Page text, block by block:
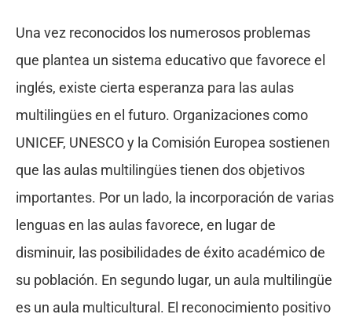
Una vez reconocidos los numerosos problemas
que plantea un sistema educativo que favorece el
inglés, existe cierta esperanza para las aulas
multilingües en el futuro. Organizaciones como
UNICEF, UNESCO y la Comisión Europea sostienen
que las aulas multilingües tienen dos objetivos
importantes. Por un lado, la incorporación de varias
lenguas en las aulas favorece, en lugar de
disminuir, las posibilidades de éxito académico de
su población. En segundo lugar, un aula multilingüe
es un aula multicultural. El reconocimiento positivo